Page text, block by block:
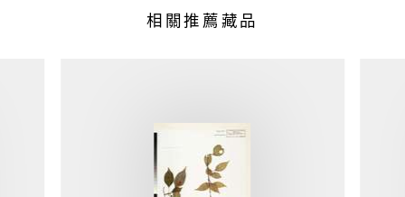
相關推薦藏品